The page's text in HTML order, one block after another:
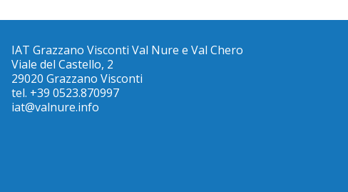
IAT Grazzano Visconti Val Nure e Val Chero
Viale del Castello, 2
29020 Grazzano Visconti
tel. +39 0523.870997
iat@valnure.info